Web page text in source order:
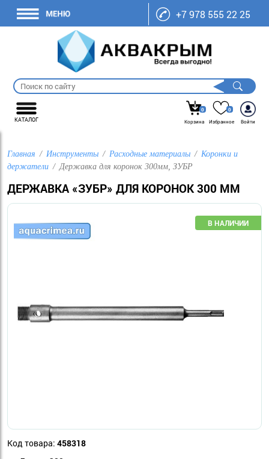
+7 978 555 22 25
КАТАЛОГ
0
Корзина
0
Избранное
Войти
Главная Инструменты Расходные материалы
Коронки и
держатели
Державка для коронок 300мм, ЗУБР
ДЕРЖАВКА «ЗУБР» ДЛЯ КОРОНОК 300 ММ
Код товара: 458318